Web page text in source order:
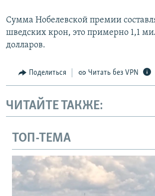
Сумма Нобелевской премии
шведских крон, это примерно 1,1
долларов.
Поделиться Читать без VPN
ЧИТАЙТЕ ТАКЖЕ:
ТОП-ТЕМА